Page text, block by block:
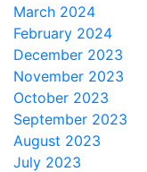
March 2024
February 2024
December 2023
November 2023
October 2023
September 2023
August 2023
July 2023